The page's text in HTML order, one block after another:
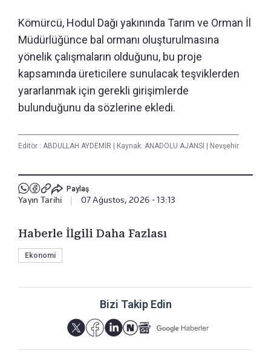
Kömürcü, Hodul Dağı yakınında Tarım ve Orman İl
Müdürlüğünce bal ormanı oluşturulmasına
yönelik çalışmaların olduğunu, bu proje
kapsamında üreticilere sunulacak teşviklerden
yararlanmak için gerekli girişimlerde
bulunduğunu da sözlerine ekledi.
Editör : ABDULLAH AYDEMİR | Kaynak: ANADOLU AJANSI | Nevşehir
Paylaş
Yayın Tarihi | 07 Ağustos, 2026 - 13:13
Haberle İlgili Daha Fazlası
Ekonomi
Bizi Takip Edin